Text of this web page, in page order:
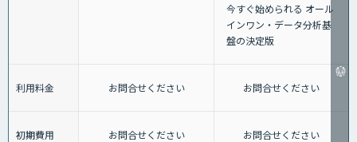
今すぐ始められる オール
インワン・データ分析基
盤の決定版
利用料金 お問合せください お問合せください
初期費用 お問合せください お問合せください